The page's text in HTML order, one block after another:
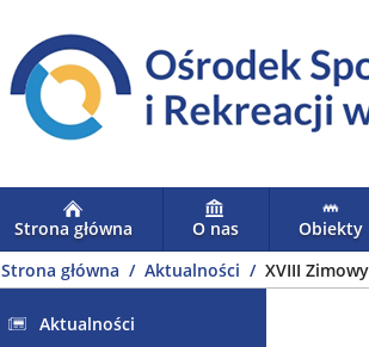
Strona główna O nas Obiekty
Strona główna
Aktualności XVIII
Aktualności